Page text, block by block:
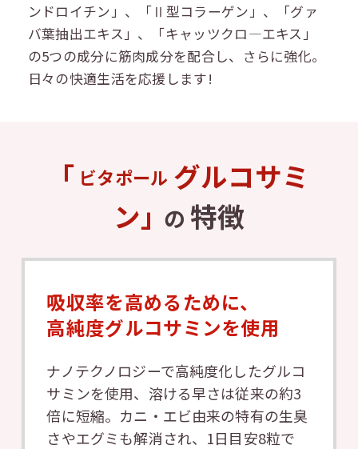
ンドロイチン」、「Ⅱ型コラーゲン」、「グァ
バ葉抽出エキス」、「キャッツクロ―エキス」
の5つの成分に筋肉成分を配合し、さらに強化。
日々の快適生活を応援します!
「 ビタポール グルコサミ
ン」の 特徴
吸収率を高めるために、
高純度グルコサミンを使用
ナノテクノロジーで高純度化したグルコ
サミンを使用、溶ける早さは従来の約3
倍に短縮。カニ・エビ由来の特有の生臭
さやエグミも解消され、1日目安8粒で